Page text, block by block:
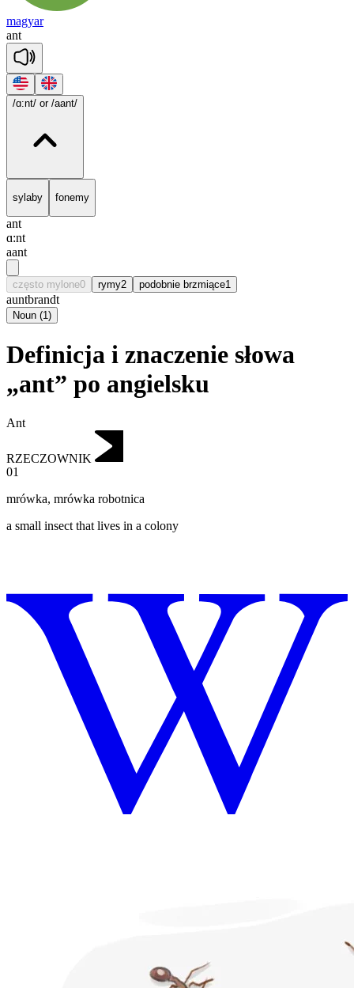
magyar
ant
/ɑ:nt/ or /aant/
sylaby fonemy
ant
ɑ:nt
aant
często mylone0 rymy2 podobnie brzmiące1
auntbrandt
Noun (1)
Definicja i znaczenie słowa
„ant” po angielsku
Ant
RZECZOWNIK
01
mrówka, mrówka robotnica
a small insect that lives in a colony